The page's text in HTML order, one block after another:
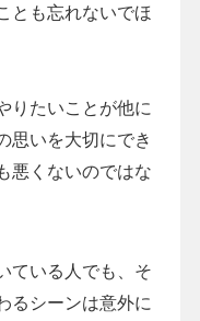
とも忘れないでほ
りたいことが他に
思いを大切にでき
悪くないのではな
ている人でも、そ
るシーンは意外に